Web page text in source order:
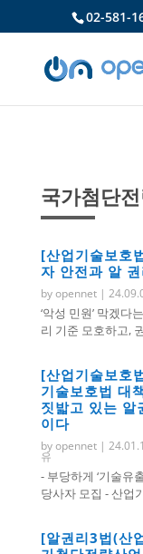
02-581-
국가첨단
[산업기술보호
자 안전과 알
byopennet|
‘악성 민원’ 막겠다
리 기준 모호하고,
[산업기술보호
기술보호법 대
짓밟고 있는 알
이다
byopennet|
유
- 부당하게 ‘기술유
당사자 모집 - 산업
[알권리3법(산